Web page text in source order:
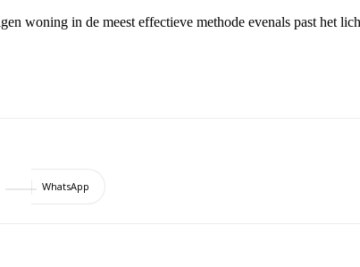
woning in de meest effectieve methode evenals past het
WhatsApp